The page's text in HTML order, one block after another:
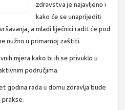
zdravstva je najavljeno i
kako će se unaprijediti
a mladi liječnici radit će pod
nužno u primarnoj zaštiti.
mjera kako bi ih se privuklo u
područjima.
godina rada u domu zdravlja bude